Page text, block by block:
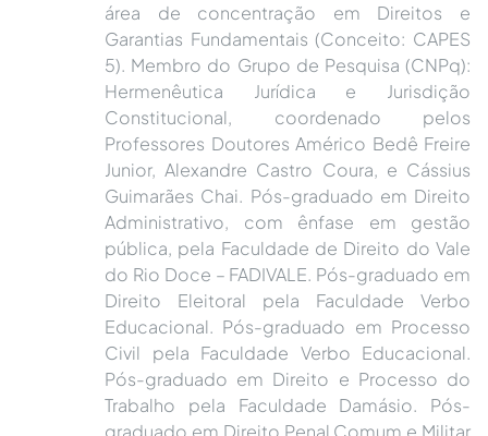
área de concentração em Direitos e
Garantias Fundamentais (Conceito: CAPES
5). Membro do Grupo de Pesquisa (CNPq):
Hermenêutica Jurídica e Jurisdição
Constitucional, coordenado pelos
Professores Doutores Américo Bedê Freire
Junior, Alexandre Castro Coura, e Cássius
Guimarães Chai. Pós-graduado em Direito
Administrativo, com ênfase em gestão
pública, pela Faculdade de Direito do Vale
do Rio Doce – FADIVALE. Pós-graduado em
Direito Eleitoral pela Faculdade Verbo
Educacional. Pós-graduado em Processo
Civil pela Faculdade Verbo Educacional.
Pós-graduado em Direito e Processo do
Trabalho pela Faculdade Damásio. Pós-